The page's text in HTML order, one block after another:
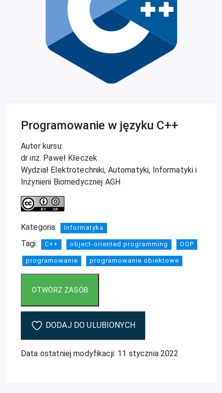
Programowanie w języku C++
Autor kursu:
dr inż. Paweł Kłeczek
Wydział Elektrotechniki, Automatyki, Informatyki i
Inżynierii Biomedycznej AGH
Kategoria: Informatyka
Tagi: C++ object-oriented programming OOP
programowanie programowanie obiektowe
DODAJ DO ULUBIONYCH
Data ostatniej modyfikacji: 11 stycznia 2022